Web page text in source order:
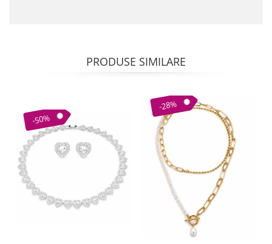
PRODUSE SIMILARE
-50%
-28%